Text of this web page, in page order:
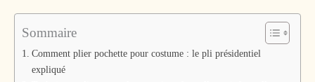
Sommaire
Comment plier pochette pour costume : le pli présidentiel
expliqué